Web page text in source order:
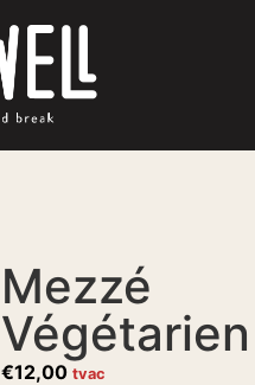
Mezzé
Végétarien
€12,00 tvac